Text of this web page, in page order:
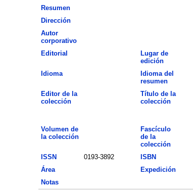
Resumen
Dirección
Autor
corporativo
Editorial
Lugar de
edición
Idioma
Idioma del
resumen
Editor de la
colección
Título de la
colección
Volumen de
la colección
Fascículo
de la
colección
ISSN 0193-3892 ISBN
Área
Expedición
Notas